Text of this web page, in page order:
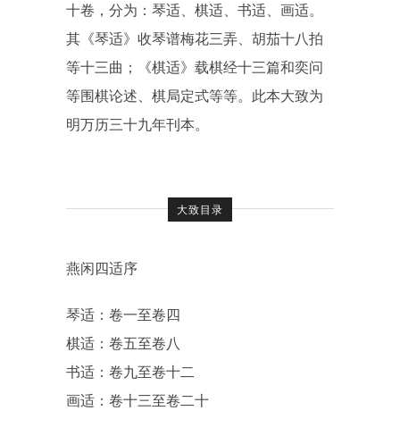
十卷，分为：琴适、棋适、书适、画适。
其《琴适》收琴谱梅花三弄、胡茄十八拍
等十三曲；《棋适》载棋经十三篇和奕问
等围棋论述、棋局定式等等。此本大致为
明万历三十九年刊本。
大致目录
燕闲四适序
琴适：卷一至卷四
棋适：卷五至卷八
书适：卷九至卷十二
画适：卷十三至卷二十